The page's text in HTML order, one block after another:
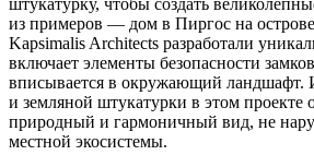
из примеров — дом в Пиргос на
Kapsimalis Architects разработали
включает элементы безопасности
вписывается в окружающий ландшафт.
и земляной штукатурки в этом проекте
природный и гармоничный вид, не
местной экосистемы.